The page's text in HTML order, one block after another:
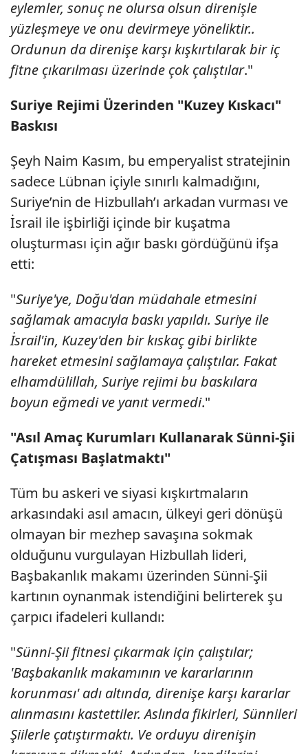
eylemler, sonuç ne olursa olsun direnişle
yüzleşmeye ve onu devirmeye yöneliktir..
Ordunun da direnişe karşı kışkırtılarak bir iç
fitne çıkarılması üzerinde çok çalıştılar."
Suriye Rejimi Üzerinden "Kuzey Kıskacı"
Baskısı
Şeyh Naim Kasım, bu emperyalist stratejinin
sadece Lübnan içiyle sınırlı kalmadığını,
Suriye’nin de Hizbullah’ı arkadan vurması ve
İsrail ile işbirliği içinde bir kuşatma
oluşturması için ağır baskı gördüğünü ifşa
etti:
"Suriye'ye, Doğu'dan müdahale etmesini
sağlamak amacıyla baskı yapıldı. Suriye ile
İsrail'in, Kuzey'den bir kıskaç gibi birlikte
hareket etmesini sağlamaya çalıştılar. Fakat
elhamdülillah, Suriye rejimi bu baskılara
boyun eğmedi ve yanıt vermedi."
"Asıl Amaç Kurumları Kullanarak Sünni-Şii
Çatışması Başlatmaktı"
Tüm bu askeri ve siyasi kışkırtmaların
arkasındaki asıl amacın, ülkeyi geri dönüşü
olmayan bir mezhep savaşına sokmak
olduğunu vurgulayan Hizbullah lideri,
Başbakanlık makamı üzerinden Sünni-Şii
kartının oynanmak istendiğini belirterek şu
çarpıcı ifadeleri kullandı:
"Sünni-Şii fitnesi çıkarmak için çalıştılar;
'Başbakanlık makamının ve kararlarının
korunması' adı altında, direnişe karşı kararlar
alınmasını kastettiler. Aslında fikirleri, Sünnileri
Şiilerle çatıştırmaktı. Ve orduyu direnişin